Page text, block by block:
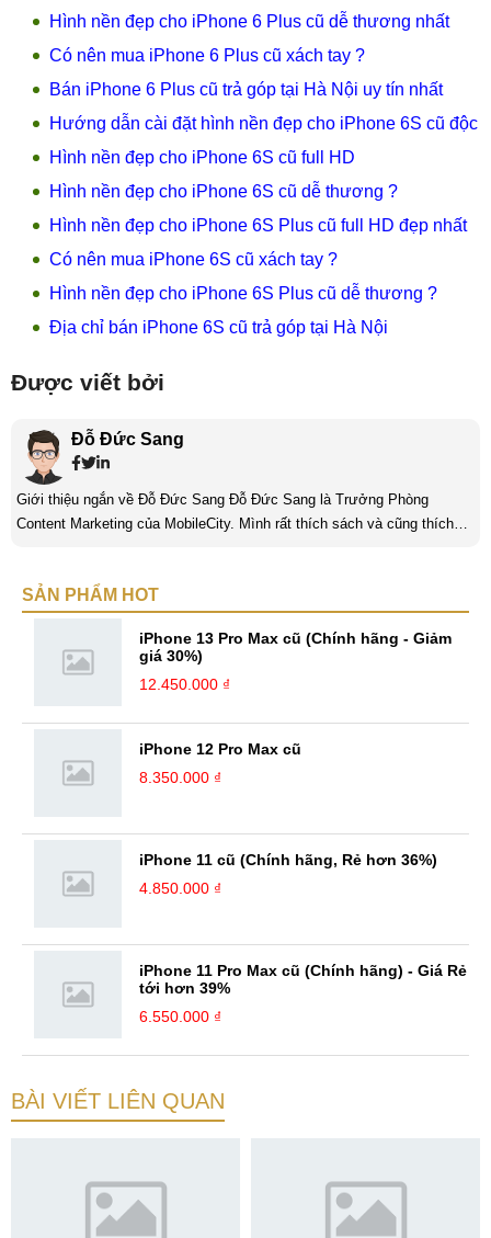
Hình nền đẹp cho iPhone 6 Plus cũ dễ thương nhất
Có nên mua iPhone 6 Plus cũ xách tay ?
Bán iPhone 6 Plus cũ trả góp tại Hà Nội uy tín nhất
Hướng dẫn cài đặt hình nền đẹp cho iPhone 6S cũ độc
Hình nền đẹp cho iPhone 6S cũ full HD
Hình nền đẹp cho iPhone 6S cũ dễ thương ?
Hình nền đẹp cho iPhone 6S Plus cũ full HD đẹp nhất
Có nên mua iPhone 6S cũ xách tay ?
Hình nền đẹp cho iPhone 6S Plus cũ dễ thương ?
Địa chỉ bán iPhone 6S cũ trả góp tại Hà Nội
Được viết bởi
Đỗ Đức Sang
Giới thiệu ngắn về Đỗ Đức Sang Đỗ Đức Sang là Trưởng Phòng
Content Marketing của MobileCity. Mình rất thích sách và cũng thích
bản thân Đỗ Đức Sang, viết chính là gửi gắm lại những cảm xúc, cảm
SẢN PHẨM HOT
iPhone 13 Pro Max cũ (Chính hãng - Giảm
giá 30%)
12.450.000 ₫
iPhone 12 Pro Max cũ
8.350.000 ₫
iPhone 11 cũ (Chính hãng, Rẻ hơn 36%)
4.850.000 ₫
iPhone 11 Pro Max cũ (Chính hãng) - Giá Rẻ
tới hơn 39%
6.550.000 ₫
BÀI VIẾT LIÊN QUAN